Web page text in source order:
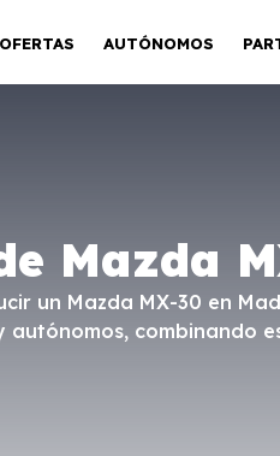
OFERTAS AUTÓNOMOS
Mazda
un Mazda MX-30 en
autónomos, combinando